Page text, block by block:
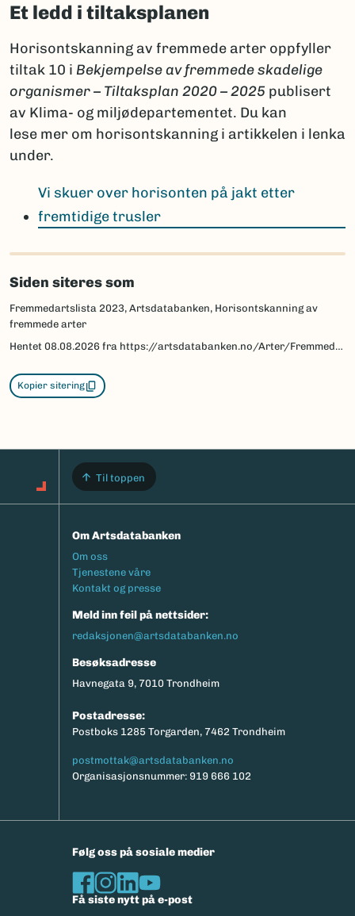
Et ledd i tiltaksplanen
Horisontskanning av fremmede arter oppfyller
tiltak 10 i Bekjempelse av fremmede skadelige
organismer – Tiltaksplan 2020 – 2025 publisert
av Klima- og miljødepartementet. Du kan
lese mer om horisontskanning i artikkelen i lenka
under.
Vi skuer over horisonten på jakt etter
fremtidige trusler
Siden siteres som
Fremmedartslista 2023, Artsdatabanken, Horisontskanning av
fremmede arter
Hentet 08.08.2026 fra https://artsdatabanken.no/Arter/Fremmedartslista/Om-Fremmedartslista/Risikokategorier-og-kriterier/Horisontskanning
Kopier sitering
Til toppen
Om Artsdatabanken
Footermeny
Om oss
Tjenestene våre
Kontakt og presse
Meld inn feil på nettsider:
redaksjonen@artsdatabanken.no
Besøksadresse
Havnegata 9, 7010 Trondheim
Postadresse:
Postboks 1285 Torgarden, 7462 Trondheim
postmottak@artsdatabanken.no
Organisasjonsnummer: 919 666 102
Følg oss på sosiale medier
Få siste nytt på e-post